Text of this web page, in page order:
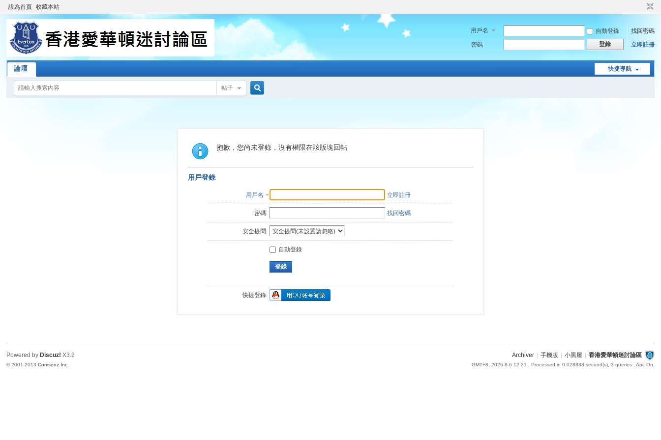
設為首頁 收藏本站
用戶名 自動登錄
找回密碼
密碼
登錄 立即註冊
快捷導航
論壇
帖子
索
抱歉，您尚未登錄，沒有權限在該版塊回帖
用戶登錄
用戶名 立即註冊
密碼: 找回密碼
安全提問:
自動登錄
登錄
快捷登錄:
Archiver 手機版 小黑屋 香港愛華頓迷討論區
GMT+8, 2026-8-6 12:31 , Processed in 0.028888 second(s), 3 queries , Apc On.
Powered by Discuz! X3.2
© 2001-2013Comsenz Inc.